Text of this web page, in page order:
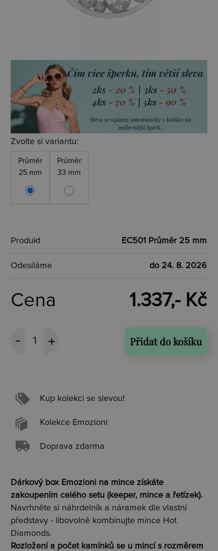
Zvolte si variantu:
Průměr
25 mm
Průměr
33 mm
Produkt EC501 Průměr 25 mm
Odesíláme do 24. 8. 2026
Cena 1.337,- Kč
Přidat do košíku
Kup kolekci se slevou!
Kolekce Emozioni
Doprava zdarma
Dárkový box Emozioni na mince získáte
zakoupením celého setu (keeper, mince a řetízek).
Navrhněte si náhrdelník a náramek dle vlastní
představy - libovolně kombinujte mince Hot
Diamonds.
Rozložení a počet kamínků se u mincí s rozměrem